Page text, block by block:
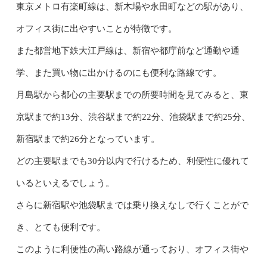
東京メトロ有楽町線は、新木場や永田町などの駅があり、
オフィス街に出やすいことが特徴です。
また都営地下鉄大江戸線は、新宿や都庁前など通勤や通
学、また買い物に出かけるのにも便利な路線です。
月島駅から都心の主要駅までの所要時間を見てみると、東
京駅まで約13分、渋谷駅まで約22分、池袋駅まで約25分、
新宿駅まで約26分となっています。
どの主要駅までも30分以内で行けるため、利便性に優れて
いるといえるでしょう。
さらに新宿駅や池袋駅までは乗り換えなしで行くことがで
き、とても便利です。
このように利便性の高い路線が通っており、オフィス街や